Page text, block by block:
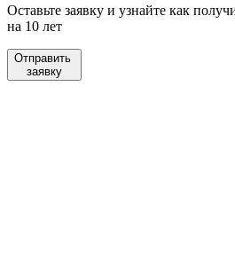
Оставьте заявку и узнайте как
на 10 лет
Отправить
заявку